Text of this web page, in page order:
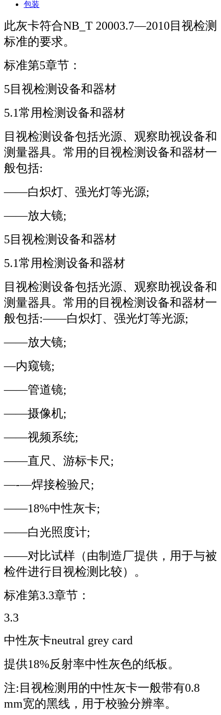
包装
此灰卡符合NB_T 20003.7—2010目视检测
标准的要求。
标准第5章节：
5目视检测设备和器材
5.1常用检测设备和器材
目视检测设备包括光源、观察助视设备和
测量器具。常用的目视检测设备和器材一
般包括:
——白炽灯、强光灯等光源;
——放大镜;
5目视检测设备和器材
5.1常用检测设备和器材
目视检测设备包括光源、观察助视设备和
测量器具。常用的目视检测设备和器材一
般包括:——白炽灯、强光灯等光源;
——放大镜;
—内窥镜;
——管道镜;
——摄像机;
——视频系统;
——直尺、游标卡尺;
—-—焊接检验尺;
——18%中性灰卡;
——白光照度计;
——对比试样（由制造厂提供，用于与被
检件进行目视检测比较）。
标准第3.3章节：
3.3
中性灰卡neutral grey card
提供18%反射率中性灰色的纸板。
注:目视检测用的中性灰卡一般带有0.8
mm宽的黑线，用于校验分辨率。